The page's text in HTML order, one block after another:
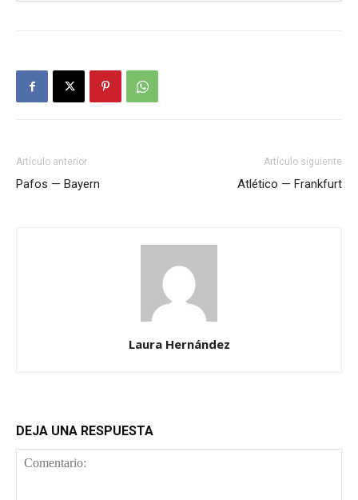
Artículo anterior
Pafos — Bayern
Artículo siguiente
Atlético — Frankfurt
Laura Hernández
DEJA UNA RESPUESTA